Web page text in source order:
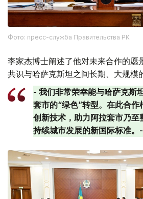
Фото: пресс-служба Правительства РК
李家杰博士阐述了他对未来合作的愿
共识与哈萨克斯坦之间长期、大规模
- 我们非常荣幸能与哈萨克斯
套市的“绿色”转型。在此合
创新技术，助力阿拉套市乃至
持续城市发展的新国际标准。-